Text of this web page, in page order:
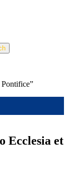
Ecclesia et